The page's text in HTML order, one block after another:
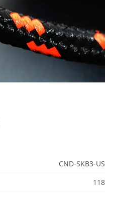
CND-SKB3-US
118